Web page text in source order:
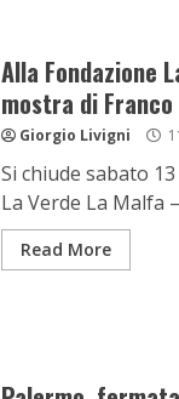
Alla Fondazione
mostra di
Giorgio Livigni
Si chiude sabato
La Verde La Malfa
Read More